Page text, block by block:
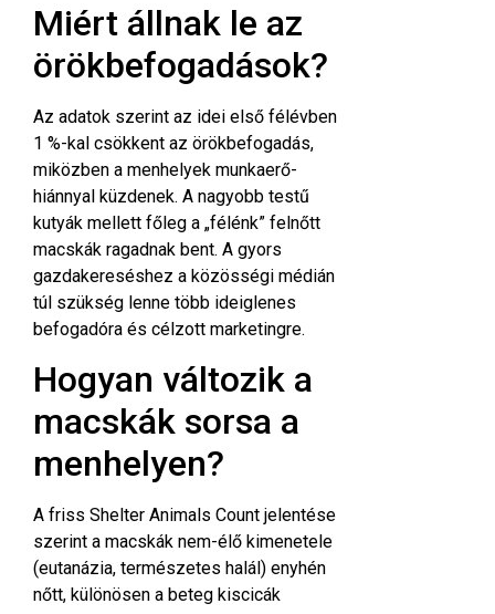
Miért állnak le az
örökbefogadások?
Az adatok szerint az idei első félévben
1 %-kal csökkent az örökbefogadás,
miközben a menhelyek munkaerő-
hiánnyal küzdenek. A nagyobb testű
kutyák mellett főleg a „félénk” felnőtt
macskák ragadnak bent. A gyors
gazdakereséshez a közösségi médián
túl szükség lenne több ideiglenes
befogadóra és célzott marketingre.
Hogyan változik a
macskák sorsa a
menhelyen?
A friss Shelter Animals Count jelentése
szerint a macskák nem-élő kimenetele
(eutanázia, természetes halál) enyhén
nőtt, különösen a beteg kiscicák